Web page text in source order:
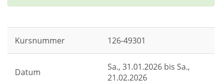
Kursnummer 126-49301
Datum Sa., 31.01.2026 bis Sa.,
21.02.2026